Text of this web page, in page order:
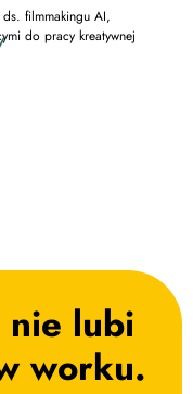
filmmakingu AI,
do pracy kreatywnej
lubi
worku.